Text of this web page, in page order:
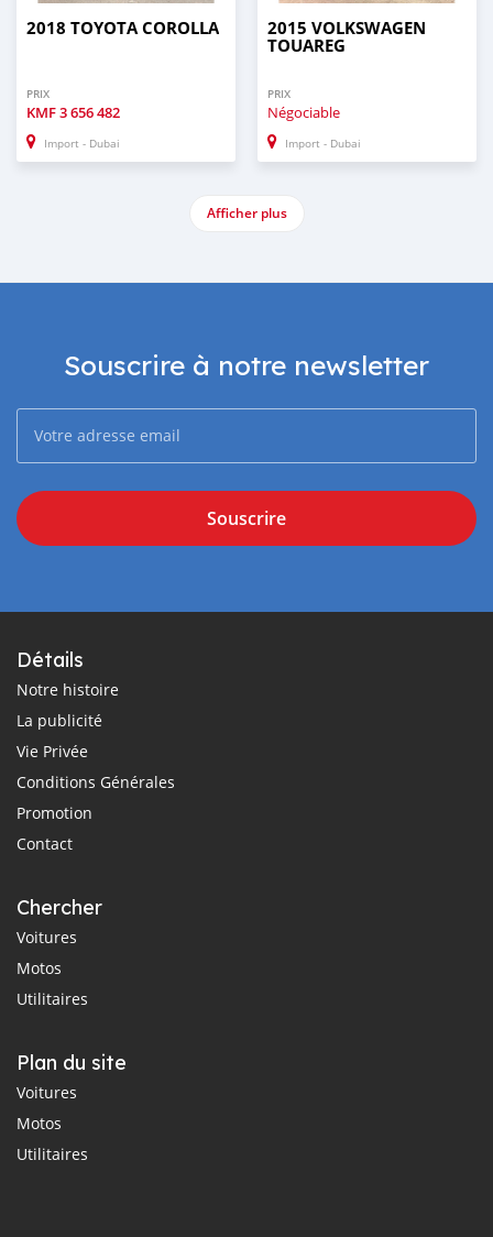
2018 TOYOTA COROLLA
PRIX
KMF3 656 482
Import - Dubai
2015 VOLKSWAGEN
TOUAREG
PRIX
Négociable
Import - Dubai
Afficher plus
Souscrire à notre newsletter
Souscrire
Détails
Notre histoire
La publicité
Vie Privée
Conditions Générales
Promotion
Contact
Chercher
Voitures
Motos
Utilitaires
Plan du site
Voitures
Motos
Utilitaires